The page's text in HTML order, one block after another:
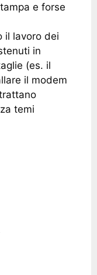
e forse
il lavoro dei
in
(es. il
il modem
temi